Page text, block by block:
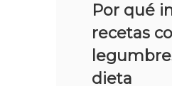
Por qué
recetas
dieta